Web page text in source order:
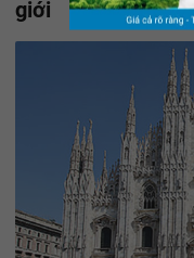
giới